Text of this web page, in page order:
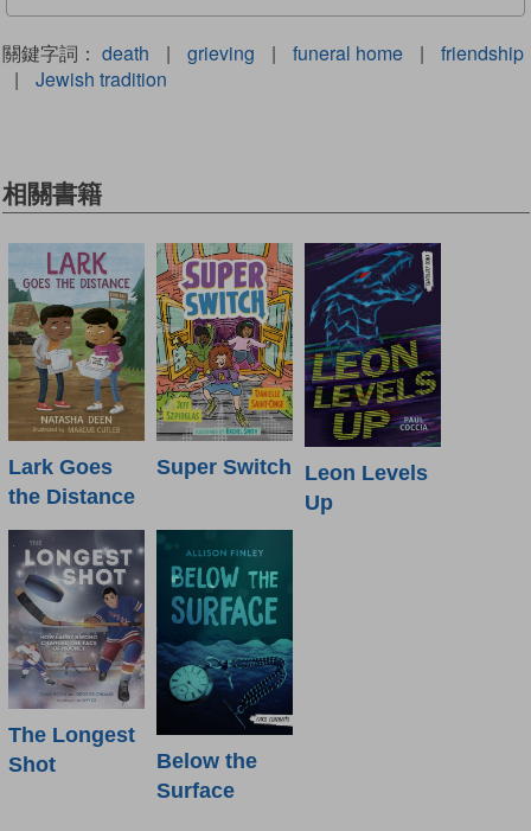
關鍵字詞： death | grieving | funeral home |
friendship
|
Jewish tradition
相關書籍
Lark Goes
the Distance
Super Switch
Leon Levels
Up
The Longest
Shot
Below the
Surface